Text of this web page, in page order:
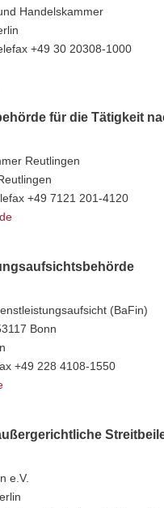
Handelskammer
+49 30 20308-1000
für die Tätigkeit
Reutlingen
+49 7121 201-4120
(BaFin)
Bonn
+49 228 4108-1550
e.V.